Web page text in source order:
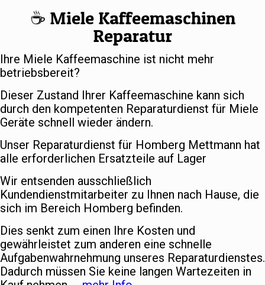
☕️ Miele Kaffeemaschinen
Reparatur
Ihre Miele Kaffeemaschine ist nicht mehr
betriebsbereit?
Dieser Zustand Ihrer Kaffeemaschine kann sich
durch den kompetenten Reparaturdienst für Miele
Geräte schnell wieder ändern.
Unser Reparaturdienst für Homberg Mettmann hat
alle erforderlichen Ersatzteile auf Lager
Wir entsenden ausschließlich
Kundendienstmitarbeiter zu Ihnen nach Hause, die
sich im Bereich Homberg befinden.
Dies senkt zum einen Ihre Kosten und
gewährleistet zum anderen eine schnelle
Aufgabenwahrnehmung unseres Reparaturdienstes.
Dadurch müssen Sie keine langen Wartezeiten in